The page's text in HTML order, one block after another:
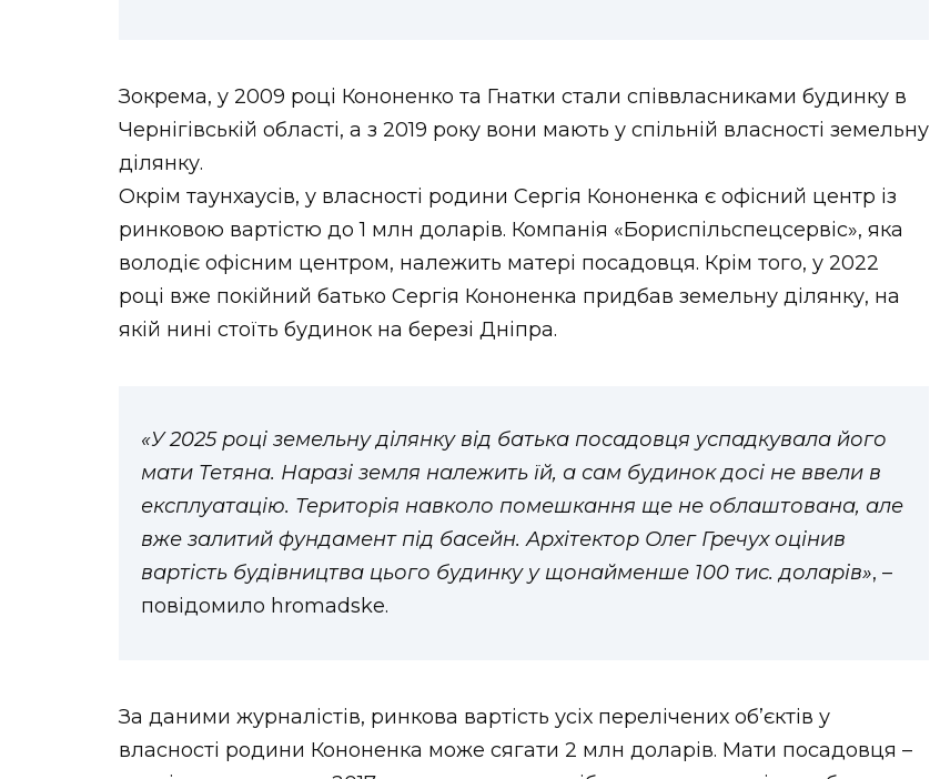
Зокрема, у 2009 році Кононенко та Гнатки стали співвласниками будинку в
Чернігівській області, а з 2019 року вони мають у спільній власності земельну
ділянку.
Окрім таунхаусів, у власності родини Сергія Кононенка є офісний центр із
ринковою вартістю до 1 млн доларів. Компанія «Бориспільспецсервіс», яка
володіє офісним центром, належить матері посадовця. Крім того, у 2022
році вже покійний батько Сергія Кононенка придбав земельну ділянку, на
якій нині стоїть будинок на березі Дніпра.
«У 2025 році земельну ділянку від батька посадовця успадкувала його
мати Тетяна. Наразі земля належить їй, а сам будинок досі не ввели в
експлуатацію. Територія навколо помешкання ще не облаштована, але
вже залитий фундамент під басейн. Архітектор Олег Гречух оцінив
вартість будівництва цього будинку у щонайменше 100 тис. доларів», –
повідомило hromadske.
За даними журналістів, ринкова вартість усіх перелічених обʼєктів у
власності родини Кононенка може сягати 2 млн доларів. Мати посадовця –